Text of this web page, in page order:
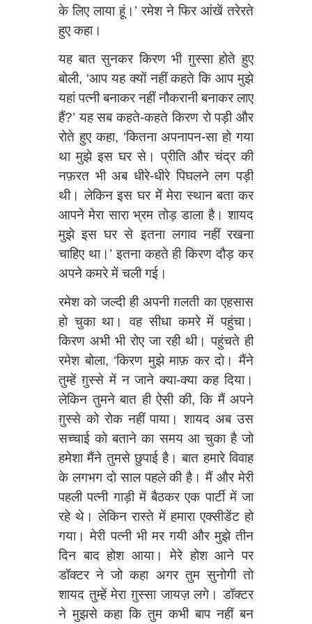
के लिए लाया हूं।’ रमेश ने फिर आंखें तरेरते
हुए कहा।
यह बात सुनकर किरण भी ग़ुस्सा होते हुए
बोली, ‘आप यह क्यों नहीं कहते कि आप मुझे
यहां पत्नी बनाकर नहीं नौकरानी बनाकर लाए
हैं?’ यह सब कहते-कहते किरण रो पड़ी और
रोते हुए कहा, ‘कितना अपनापन-सा हो गया
था मुझे इस घर से। प्रीति और चंद्र की
नफ़रत भी अब धीरे-धीरे पिघलने लग पड़ी
थी। लेकिन इस घर में मेरा स्थान बता कर
आपने मेरा सारा भ्रम तोड़ डाला है। शायद
मुझे इस घर से इतना लगाव नहीं रखना
चाहिए था।’ इतना कहते ही किरण दौड़ कर
अपने कमरे में चली गई।
रमेश को जल्दी ही अपनी ग़लती का एहसास
हो चुका था। वह सीधा कमरे में पहुंचा।
किरण अभी भी रोए जा रही थी। पहुंचते ही
रमेश बोला, ‘किरण मुझे माफ़ कर दो। मैंने
तुम्हें ग़ुस्से में न जाने क्या-क्या कह दिया।
लेकिन तुमने बात ही ऐसी की, कि मैं अपने
ग़ुस्से को रोक नहीं पाया। शायद अब उस
सच्चाई को बताने का समय आ चुका है जो
हमेशा मैंने तुमसे छुपाई है। बात हमारे विवाह
के लगभग दो साल पहले की है। मैं और मेरी
पहली पत्नी गाड़ी में बैठकर एक पार्टी में जा
रहे थे। लेकिन रास्ते में हमारा एक्सीडेंट हो
गया। मेरी पत्नी भी मर गयी और मुझे तीन
दिन बाद होश आया। मेरे होश आने पर
डॉक्टर ने जो कहा अगर तुम सुनोगी तो
शायद तुम्हें मेरा ग़ुस्सा जायज़ लगे। डॉक्टर
ने मुझसे कहा कि तुम कभी बाप नहीं बन